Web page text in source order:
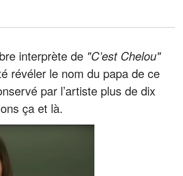
interprète de "C’est Chelou"
révéler le nom du papa de ce
par l’artiste plus de dix
ça et là.